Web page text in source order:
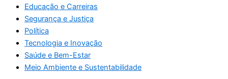
Educação e Carreiras
Segurança e Justiça
Política
Tecnologia e Inovação
Saúde e Bem-Estar
Meio Ambiente e Sustentabilidade